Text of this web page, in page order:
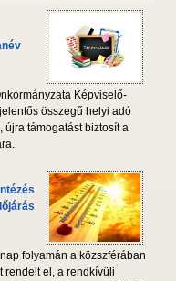
Képviselő-
összegű helyi adó
újra támogatást biztosít a
folyamán a közszférában
rendelt el, a rendkívüli